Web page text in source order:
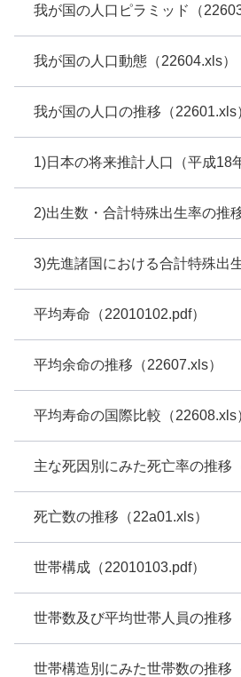
我が国の人口ピラミッド（
我が国の人口動態（22604.xls）
我が国の人口の推移（22601.xls
1)日本の将来推計人口（平成18
2)出生数・合計特殊出生率の推
3)先進諸国における合計特殊出
平均寿命（22010102.pdf）
平均余命の推移（22607.xls）
平均寿命の国際比較（22608.xls
主な死因別にみた死亡率の推移
死亡数の推移（22a01.xls）
世帯構成（22010103.pdf）
世帯数及び平均世帯人員の推移
世帯構造別にみた世帯数の推移